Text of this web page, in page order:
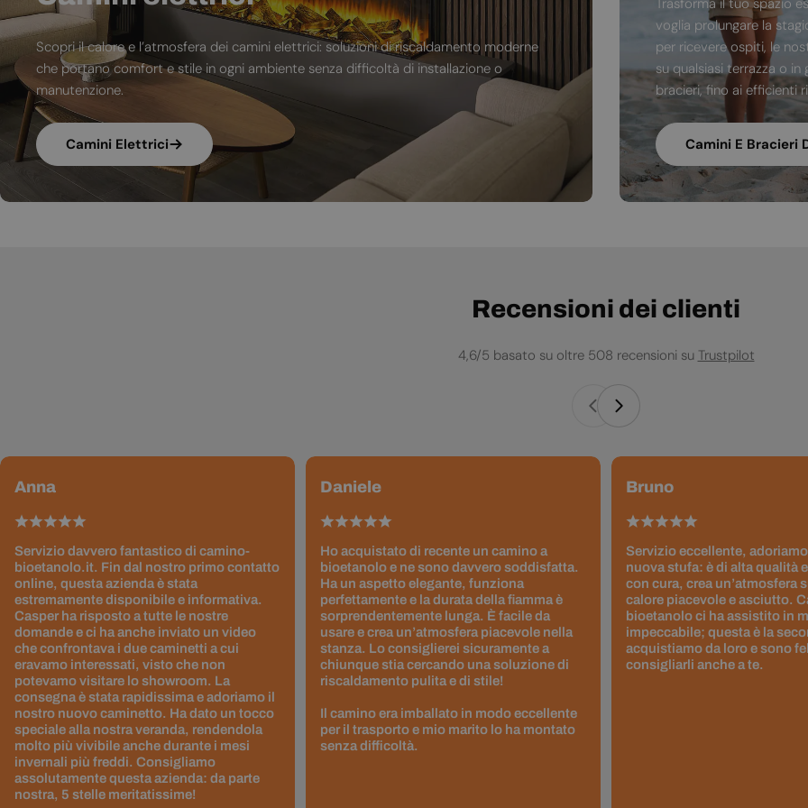
Scopri il calore e l’atmosfera dei camini elettrici: soluzioni di riscaldamento moderne
che portano comfort e stile in ogni ambiente senza difficoltà di installazione o
manutenzione.
Camini Elettrici
Trasforma il tuo spazio
voglia prolungare la
per ricevere ospiti, le
su qualsiasi terrazza o
bracieri, fino ai efficienti
Camini E Bracieri
Recensioni dei clienti
4,6/5 basato su oltre 508 recensioni su Trustpilot
Anna
Servizio davvero fantastico di camino-
bioetanolo.it. Fin dal nostro primo contatto
online, questa azienda è stata
estremamente disponibile e informativa.
Casper ha risposto a tutte le nostre
domande e ci ha anche inviato un video
che confrontava i due caminetti a cui
eravamo interessati, visto che non
potevamo visitare lo showroom. La
consegna è stata rapidissima e adoriamo il
nostro nuovo caminetto. Ha dato un tocco
speciale alla nostra veranda, rendendola
molto più vivibile anche durante i mesi
invernali più freddi. Consigliamo
assolutamente questa azienda: da parte
nostra, 5 stelle meritatissime!
Daniele
Ho acquistato di recente un camino a
bioetanolo e ne sono davvero soddisfatta.
Ha un aspetto elegante, funziona
perfettamente e la durata della fiamma è
sorprendentemente lunga. È facile da
usare e crea un’atmosfera piacevole nella
stanza. Lo consiglierei sicuramente a
chiunque stia cercando una soluzione di
riscaldamento pulita e di stile!
Il camino era imballato in modo eccellente
per il trasporto e mio marito lo ha montato
senza difficoltà.
Bruno
Servizio eccellente,
nuova stufa: è di alta qualità
con cura, crea un’atmosfera
calore piacevole e asciutto.
bioetanolo ci ha assistito in
impeccabile; questa è la
acquistiamo da loro e sono
consigliarli anche a te.